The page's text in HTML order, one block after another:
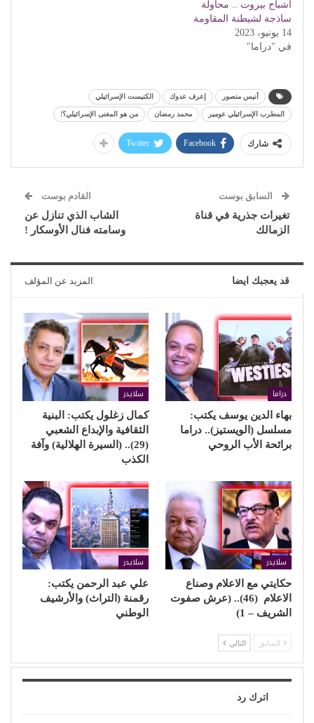
أشباح بيروت .. محاولة
ساذجة لشيطنة المقاومة
14 يونيو، 2023
في "دراما"
أنيس منصور إعرف عدوك الكنيست الإسرائيلي
المطرب الإسرائيلي عومير محمد رمضان من هو المغنى الإسرائيلي؟!
شارك Facebook
Twitter
السابق بوست
تغيرات جذرية في قناة
الزمالك
القادم بوست
الشاب الذي تنازل عن
وسامته فنال الأوسكار !
قد يعجبك ايضا المزيد عن المؤلف
دراما
بهاء الدين يوسف يكتب:
مسلسل (الويستيز).. دراما
برائحة الأب الروحي
سلايدر
كمال زغلول يكتب: البنية
الثقافية والإبداع الشعبي
(29).. (السيرة الهلالية) وآفة
الكذب
سلايدر
حكايتي مع الاعلام وصناع
الاعلام (46).. (عرش صفوت
الشريف – 1)
سلايدر
علي عبد الرحمن يكتب:
رقمنة (التراث) والأرشيف
الوطني
السابق التالي
اترك رد